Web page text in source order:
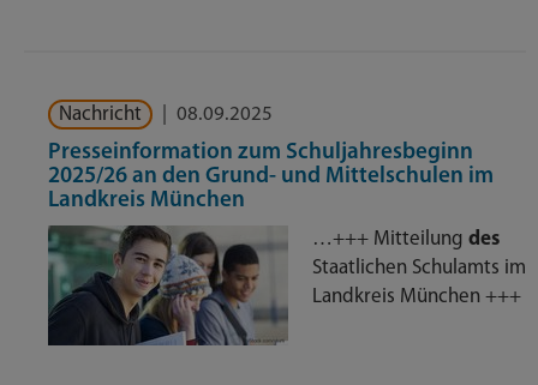
Nachricht 08.09.2025
Presseinformation zum Schuljahresbeginn
2025/26 an den Grund- und Mittelschulen im
Landkreis München
…+++ Mitteilung des
Staatlichen Schulamts im
Landkreis München +++